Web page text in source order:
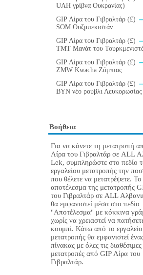
UAH γρίβνα Ουκρανίας)
GIP Λίρα του Γιβραλτάρ (£)
SOM Ουζμπεκιστάν
GIP Λίρα του Γιβραλτάρ (£)
TMT Μανάτ του
GIP Λίρα του Γιβραλτάρ (£)
ZMW Kwacha Ζάμπιας
GIP Λίρα του Γιβραλτάρ (£)
BYN νέο ρούβλι Λευκορωσίας
Βοήθεια
Για να κάνετε τη μετατροπή
Λίρα του Γιβραλτάρ σε ALL
Lek, συμπληρώστε στο πεδίο
εργαλείου μετατροπής την
που θέλετε να μετατρέψετε. Το
αποτέλεσμα της μετατροπής
του Γιβραλτάρ σε ALL
θα εμφανιστεί μέσα στο πεδίο
"Αποτέλεσμα" με κόκκινα
χωρίς να χρειαστεί να
κουμπί. Κάτω από το εργαλείο
μετατροπής θα εμφανιστεί
πίνακας με όλες τις διαθέσιμες
μετατροπές από GIP Λίρα του
Γιβραλτάρ.